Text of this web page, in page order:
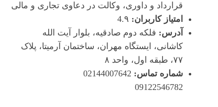
قرارداد و داوری، وکالت در دعاوی تجاری و مالی
امتیاز کاربران:
آدرس: فلکه دوم صادقیه، بلوار آیت الله
کاشانی، ایستگاه مهران، ساختمان آرمیتا، پلاک
۷۷، طبقه اول، واحد ۸
شماره تماس:
09122546782